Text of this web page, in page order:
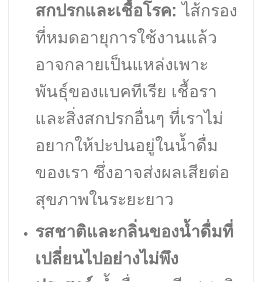
สกปรกและเชื้อโรค: ไส้กรอง
ที่หมดอายุการใช้งานแล้ว
อาจกลายเป็นแหล่งเพาะ
พันธุ์ของแบคทีเรีย เชื้อรา
และสิ่งสกปรกอื่นๆ ที่เราไม่
อยากให้ปะปนอยู่ในน้ำดื่ม
ของเรา ซึ่งอาจส่งผลเสียต่อ
สุขภาพในระยะยาว
รสชาติและกลิ่นของน้ำดื่มที่
เปลี่ยนไปอย่างไม่พึง